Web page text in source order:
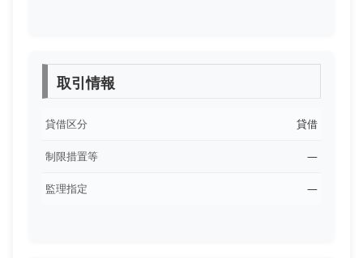
取引情報
貸借区分 貸借
制限措置等 ―
監理指定 ―